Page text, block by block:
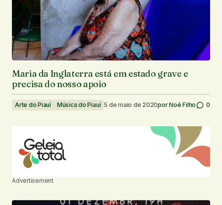
Maria da Inglaterra está em estado grave e
precisa do nosso apoio
Arte do Piauí Música do Piauí 5 de maio de 2020porNoé Filho 0
Advertisement